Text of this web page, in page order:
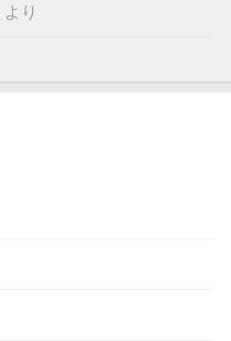
より